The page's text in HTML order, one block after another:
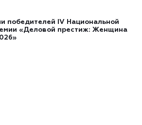
победителей IV Национальной
«Деловой престиж: Женщина